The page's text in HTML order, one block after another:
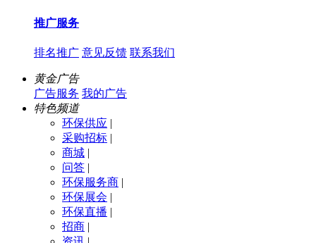
推广服务
排名推广 意见反馈 联系我们
黄金广告
广告服务 我的广告
特色频道
环保供应 |
采购招标 |
商城 |
问答 |
环保服务商 |
环保展会 |
环保直播 |
招商 |